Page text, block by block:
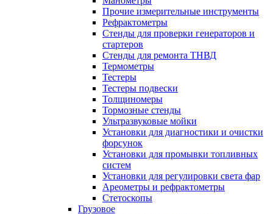
Прочие измерительные инструменты
Рефрактометры
Стенды для проверки генераторов и
стартеров
Стенды для ремонта ТНВД
Термометры
Тестеры
Тестеры подвески
Толщиномеры
Тормозные стенды
Ультразвуковые мойки
Установки для диагностики и очистки
форсунок
Установки для промывки топливных
систем
Установки для регулировки света фар
Ареометры и рефрактометры
Стетоскопы
Грузовое